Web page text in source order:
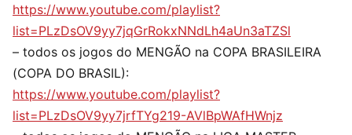
https://www.youtube.com/playlist?
list=PLzDsOV9yy7jqGrRokxNNdLh4aUn3aTZSl
– todos os jogos do MENGÃO na COPA BRASILEIRA
(COPA DO BRASIL):
https://www.youtube.com/playlist?
list=PLzDsOV9yy7jrfTYg219-AVlBpWAfHWnjz